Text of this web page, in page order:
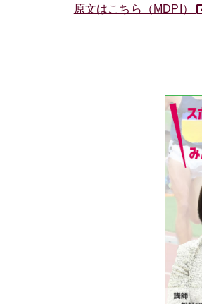
原文はこちら（MDPI）